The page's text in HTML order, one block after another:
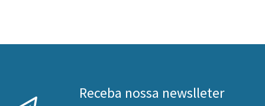
Receba nossa newslleter